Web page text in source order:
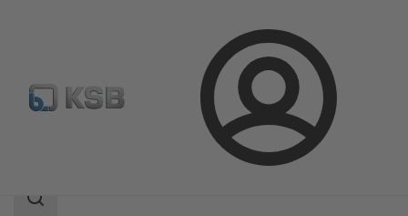
Connexion
Catalogue produits PNW
Champ